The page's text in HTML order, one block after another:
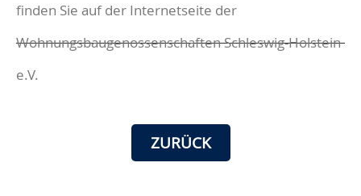
finden Sie auf der Internetseite der
Wohnungsbaugenossenschaften Schleswig-Holstein
e.V.
ZURÜCK